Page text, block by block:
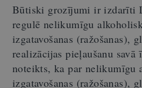
Būtiski grozījumi ir izdarīti
regulē nelikumīgu
izgatavošanas (ražošanas),
realizācijas pieļaušanu savā
noteikts, ka par nelikumīgu
izgatavošanas (ražošanas),